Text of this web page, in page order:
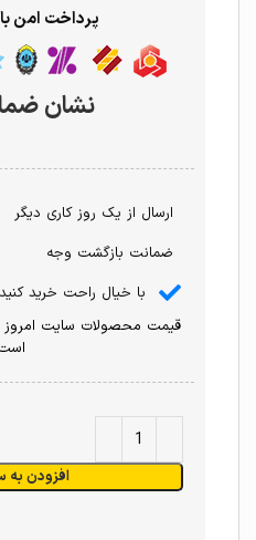
پرداخت امن
نشان
ارسال از یک روز کاری دیگر
ضمانت بازگشت وجه
با خیال راحت خرید
افزودن به